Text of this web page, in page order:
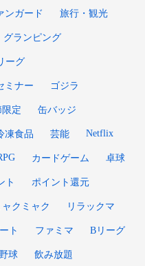
ンガード 旅行・観光
グランピング
ーグ
ミナー ゴジラ
定 缶バッジ
凍食品 芸能 Netflix
カードゲーム 卓球
ト ポイント還元
ャクミャク リラックマ
ト ファミマ Bリーグ
球 飲み放題